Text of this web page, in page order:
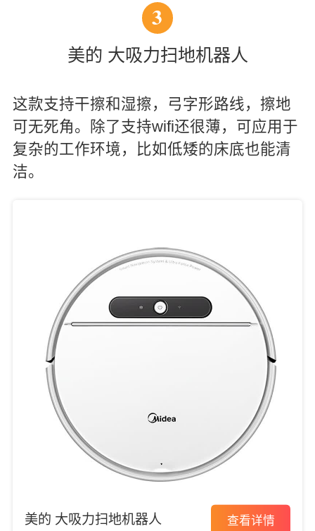
3
美的 大吸力扫地机器人
这款支持干擦和湿擦，弓字形路线，擦地
可无死角。除了支持wifi还很薄，可应用于
复杂的工作环境，比如低矮的床底也能清
洁。
美的 大吸力扫地机器人 查看详情